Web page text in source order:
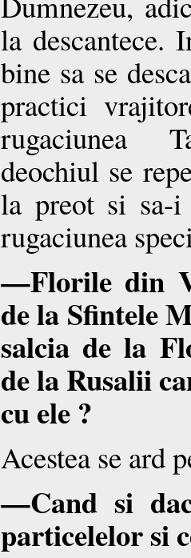
la descantece.
bine sa se
practici
rugaciunea
deochiul se
la preot si sa-i
rugaciunea
—Florile din
de la Sfintele
salcia de la
de la Rusalii
cu ele ?
Acestea se ard
—Cand si
particelelor si